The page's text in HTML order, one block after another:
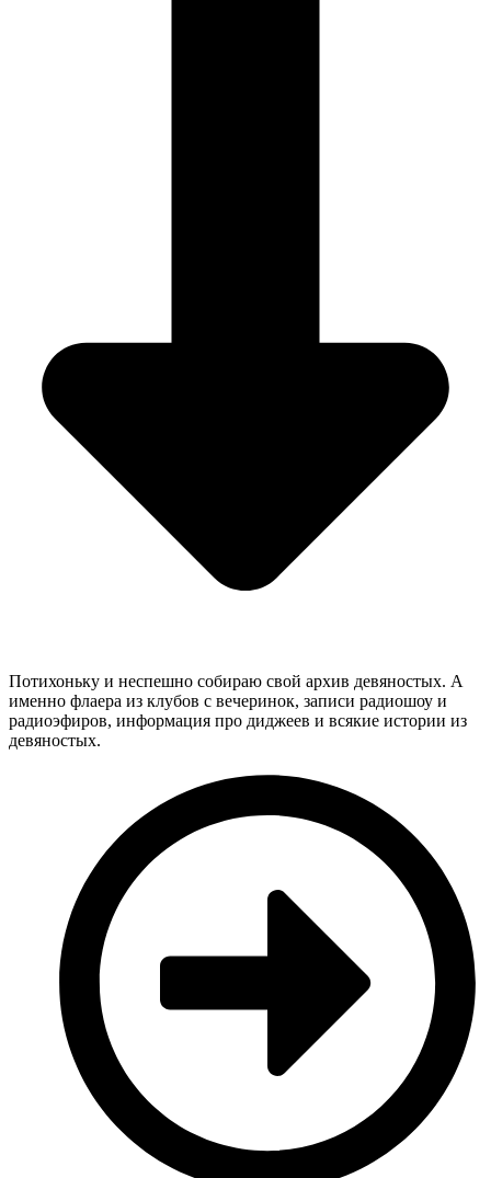
Потихоньку и неспешно собираю свой архив девяностых. А
именно флаера из клубов с вечеринок, записи радиошоу и
радиоэфиров, информация про диджеев и всякие истории из
девяностых.